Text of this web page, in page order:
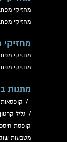
מחזיקי
מחזיקי
מחזיקי
מחזיקי
מחזיקי
מתנות
/
/ גליל
קופסת
מטבעות